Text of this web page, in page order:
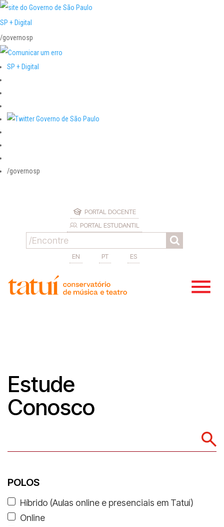
SP + Digital
/governosp
SP + Digital
/governosp
PORTAL DOCENTE
PORTAL ESTUDANTIL
EN PT ES
Estude
Conosco
POLOS
Híbrido (Aulas online e presenciais em Tatuí)
Online